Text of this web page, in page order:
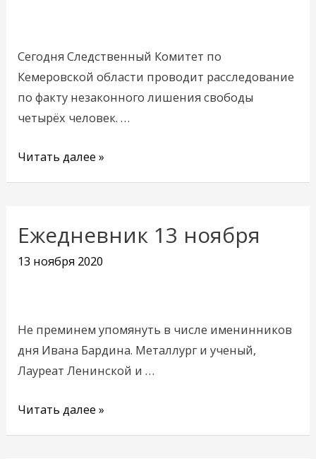
Сегодня Следственный Комитет по
Кемеровской области проводит расследование
по факту незаконного лишения свободы
четырёх человек. …
Читать далее »
Ежедневник 13 ноября
13 ноября 2020
Не преминем упомянуть в числе именинников
дня Ивана Бардина. Металлург и ученый,
Лауреат Ленинской и …
Ежедневник
Читать далее »